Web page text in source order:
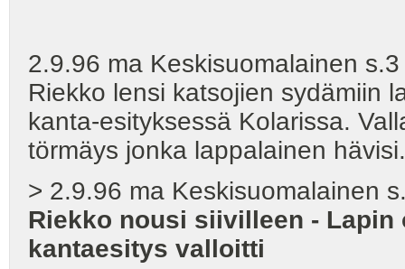
2.9.96 ma Keskisuomalainen
Riekko lensi katsojien sydämiin
kanta-esityksessä Kolarissa.
törmäys jonka lappalainen
> 2.9.96 ma Keskisuomalainen
Riekko nousi siivilleen -
kantaesitys valloitti